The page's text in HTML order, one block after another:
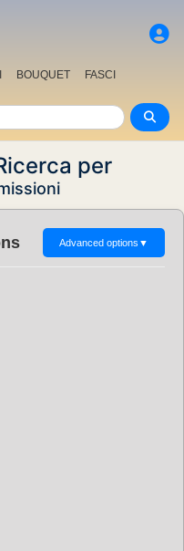
BOUQUET
FASCI
per
Advanced options ▼